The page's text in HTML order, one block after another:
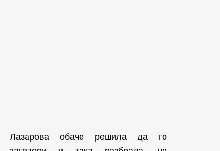
Лазарова обаче решила да го